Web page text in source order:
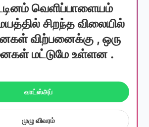
வெளிப்பாளையம்
சிறந்த விலையில்
விற்பனைக்கு , ஒரு
மட்டுமே உள்ளன .
வாட்ஸ்அப்
முழு விவரம்